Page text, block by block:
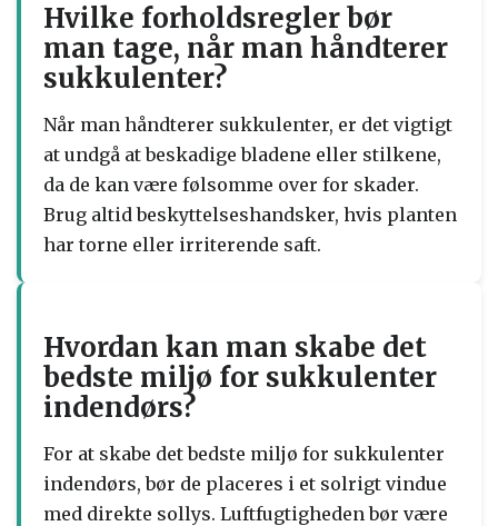
Hvilke forholdsregler bør
man tage, når man håndterer
sukkulenter?
Når man håndterer sukkulenter, er det vigtigt
at undgå at beskadige bladene eller stilkene,
da de kan være følsomme over for skader.
Brug altid beskyttelseshandsker, hvis planten
har torne eller irriterende saft.
Hvordan kan man skabe det
bedste miljø for sukkulenter
indendørs?
For at skabe det bedste miljø for sukkulenter
indendørs, bør de placeres i et solrigt vindue
med direkte sollys. Luftfugtigheden bør være